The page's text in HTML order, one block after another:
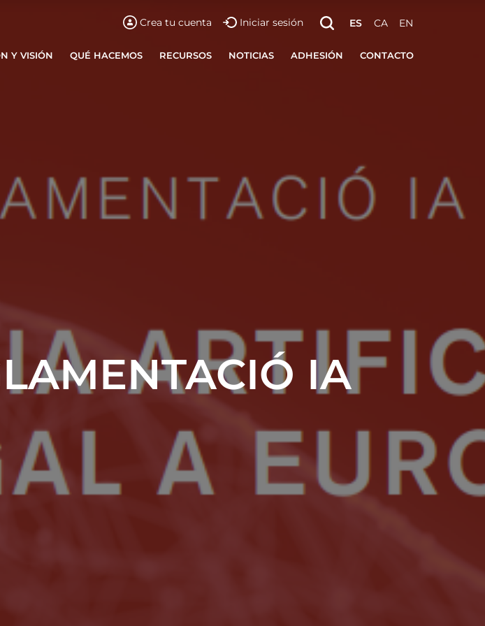
Crea tu cuenta Iniciar sesión ES CA EN
Y VISIÓN QUÉ HACEMOS RECURSOS NOTICIAS ADHESIÓN CONTACTO
IA